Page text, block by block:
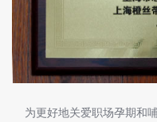
关
们
为更好地关爱职场孕期和